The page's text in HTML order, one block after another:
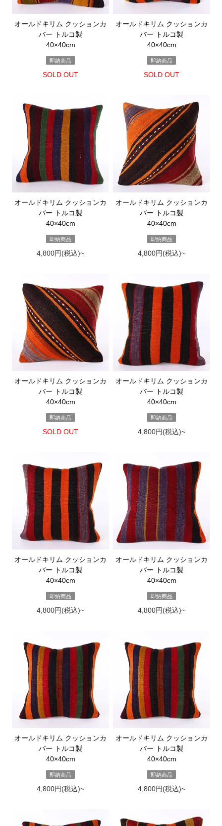
オールドキリム クッションカ
バー トルコ製
40×40cm
即納商品
SOLD OUT
オールドキリム クッションカ
バー トルコ製
40×40cm
即納商品
SOLD OUT
オールドキリム クッションカ
バー トルコ製
40×40cm
即納商品
4,800円(税込)~
オールドキリム クッションカ
バー トルコ製
40×40cm
即納商品
4,800円(税込)~
オールドキリム クッションカ
バー トルコ製
40×40cm
即納商品
SOLD OUT
オールドキリム クッションカ
バー トルコ製
40×40cm
即納商品
4,800円(税込)~
オールドキリム クッションカ
バー トルコ製
40×40cm
即納商品
4,800円(税込)~
オールドキリム クッションカ
バー トルコ製
40×40cm
即納商品
4,800円(税込)~
オールドキリム クッションカ
バー トルコ製
40×40cm
即納商品
4,800円(税込)~
オールドキリム クッションカ
バー トルコ製
40×40cm
即納商品
4,800円(税込)~